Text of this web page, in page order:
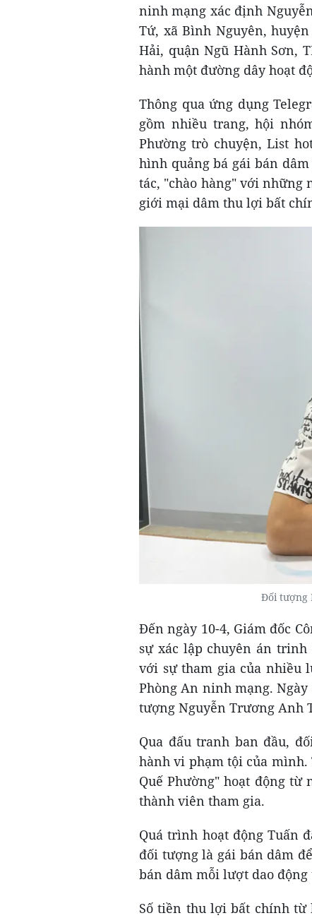
ninh mạng xác định
Tứ, xã Bình Nguyên,
Hải, quận Ngũ Hành Sơn,
hành một đường dây hoạt
Thông qua ứng dụng
gồm nhiều trang, hội
Phường trò chuyện, List
hình quảng bá gái bán
tác, "chào hàng" với những
giới mại dâm thu lợi bất
Đối tượng
Đến ngày 10-4, Giám đốc
sự xác lập chuyên án
với sự tham gia của nhiều
Phòng An ninh mạng.
tượng Nguyễn Trương Anh
Qua đấu tranh ban đầu,
hành vi phạm tội của
Quế Phường" hoạt động từ
thành viên tham gia.
Quá trình hoạt động Tuấn
đối tượng là gái bán dâm
bán dâm mỗi lượt dao động
Số tiền thu lợi bất chính từ